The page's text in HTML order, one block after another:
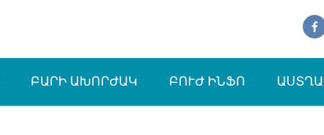
ԲԱՐԻ ԱԽՈՐԺԱԿ ԲՈՒԺ ԻՆՖՈ